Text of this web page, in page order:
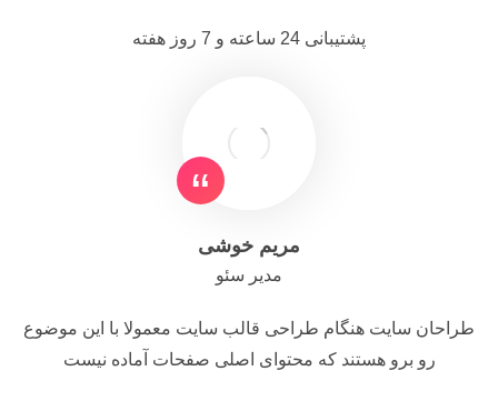
پشتیبانی 24 ساعته و 7 روز هفته
مریم خوشی
مدیر سئو
طراحان سایت هنگام طراحی قالب سایت معمولا با این موضوع
رو برو هستند که محتوای اصلی صفحات آماده نیست